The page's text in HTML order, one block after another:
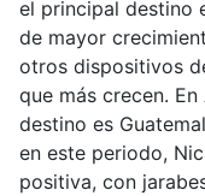
el principal destino
de mayor
otros dispositivos
que más crecen.
destino es
en este periodo,
positiva, con